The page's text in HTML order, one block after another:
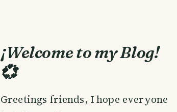
¡Welcome to my Blog!
💞
Greetings friends, I hope everyone